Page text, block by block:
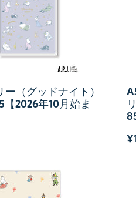
ー（グッドナイト）
【2026年10月始ま